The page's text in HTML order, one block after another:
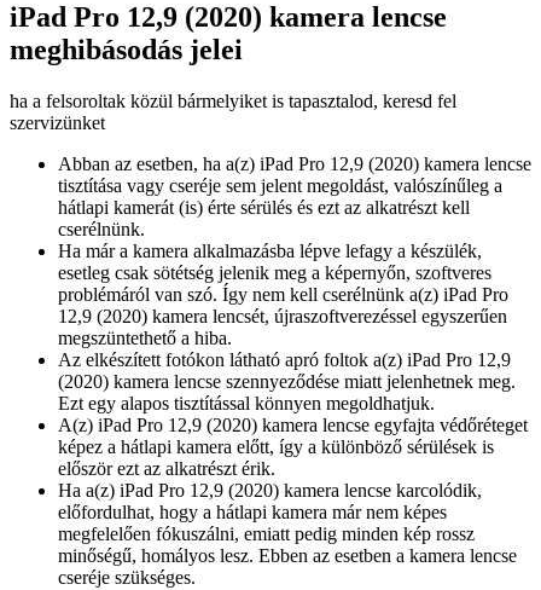
iPad Pro 12,9 (2020) kamera lencse
meghibásodás jelei
ha a felsoroltak közül bármelyiket is tapasztalod, keresd fel
szervizünket
Abban az esetben, ha a(z) iPad Pro 12,9 (2020) kamera lencse
tisztítása vagy cseréje sem jelent megoldást, valószínűleg a
hátlapi kamerát (is) érte sérülés és ezt az alkatrészt kell
cserélnünk.
Ha már a kamera alkalmazásba lépve lefagy a készülék,
esetleg csak sötétség jelenik meg a képernyőn, szoftveres
problémáról van szó. Így nem kell cserélnünk a(z) iPad Pro
12,9 (2020) kamera lencsét, újraszoftverezéssel egyszerűen
megszüntethető a hiba.
Az elkészített fotókon látható apró foltok a(z) iPad Pro 12,9
(2020) kamera lencse szennyeződése miatt jelenhetnek meg.
Ezt egy alapos tisztítással könnyen megoldhatjuk.
A(z) iPad Pro 12,9 (2020) kamera lencse egyfajta védőréteget
képez a hátlapi kamera előtt, így a különböző sérülések is
először ezt az alkatrészt érik.
Ha a(z) iPad Pro 12,9 (2020) kamera lencse karcolódik,
előfordulhat, hogy a hátlapi kamera már nem képes
megfelelően fókuszálni, emiatt pedig minden kép rossz
minőségű, homályos lesz. Ebben az esetben a kamera lencse
cseréje szükséges.